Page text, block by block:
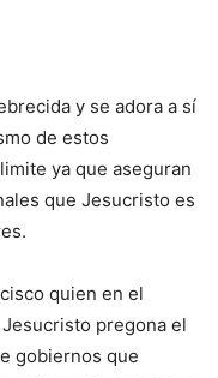
y se adora a sí
de estos
ya que aseguran
que Jesucristo es
quien en el
pregona el
gobiernos que